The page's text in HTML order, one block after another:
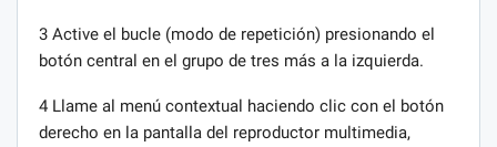
3 Active el bucle (modo de repetición) presionando el
botón central en el grupo de tres más a la izquierda.
4 Llame al menú contextual haciendo clic con el botón
derecho en la pantalla del reproductor multimedia,